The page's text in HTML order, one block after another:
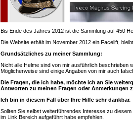
Bis Ende des Jahres 2012 ist die Sammlung auf 450
Die Website erhält im November 2012 ein Facelift,
Grundsätzliches zu meiner Sammlung:
Nicht alle Helme sind von mir ausführlich beschrieben
Möglicherweise sind einige Angaben von mir auch
Die Fragen, die ich habe, möchte ich an Sie
Antworten zu meinen Fragen oder Anmerkungen
Ich bin in diesem Fall über Ihre Hilfe sehr dankbar.
Sollten Sie selbst weiterführendes Interesse zu
im Link Bereich aufgeführt habe empfehlen.